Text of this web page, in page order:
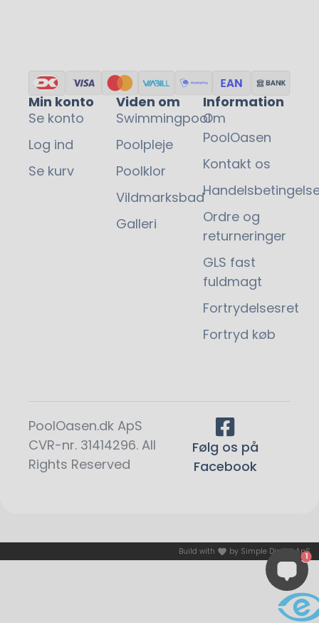
Min konto
Se konto
Log ind
Se kurv
Viden om
Swimmingpool
Poolpleje
Poolklor
Vildmarksbad
Galleri
Information
Om
PoolOasen
Kontakt os
Ordre og
returneringer
GLS fast
fuldmagt
Fortrydelsesret
Fortryd køb
PoolOasen.dk ApS
CVR-nr. 31414296. All
Rights Reserved
Følg os på
Facebook
Build with by Simple Digital ApS
1